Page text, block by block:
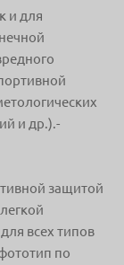
и для
и др.).-
защитой
всех типов
по